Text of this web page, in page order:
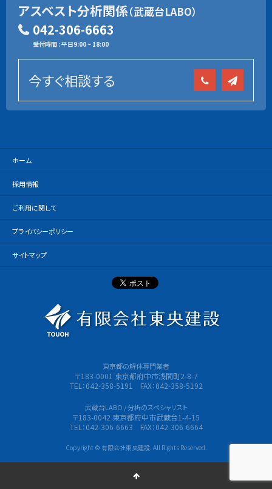
アスベスト分析関係（武蔵台LABO）
042-306-6663
受付時間 : 平日9:00 ~ 18:00
今すぐ相談する
ホーム
採用情報
ご利用に関して
プライバシーポリシー
サイトマップ
東京都の解体専門業者
〒183-0001 東京都府中市浅間町2-8-7
TEL：042-358-5191 FAX：042-358-5192
武蔵台LABO / 分析のスペシャリスト
〒183-0042 東京都府中市武蔵台1-4-15
TEL：042-306-6663 FAX：042-306-6664
Copyright © 有限会社東央建設. All Rights Reserved.